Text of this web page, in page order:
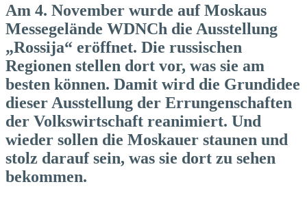
Am 4. November wurde auf Moskaus
Messegelände WDNCh die Ausstellung
„Rossija“ eröffnet. Die russischen
Regionen stellen dort vor, was sie am
besten können. Damit wird die Grundidee
dieser Ausstellung der Errungenschaften
der Volkswirtschaft reanimiert. Und
wieder sollen die Moskauer staunen und
stolz darauf sein, was sie dort zu sehen
bekommen.